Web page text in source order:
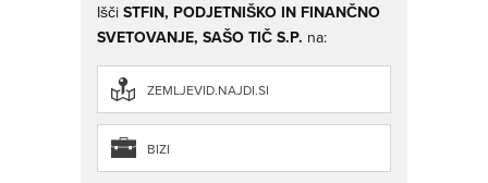
IščiSTFIN, PODJETNIŠKO IN FINANČNO
SVETOVANJE, SAŠO TIČ S.P. na:
ZEMLJEVID.NAJDI.SI
BIZI